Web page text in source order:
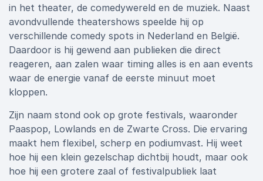
in het theater, de comedywereld en de muziek. Naast
avondvullende theatershows speelde hij op
verschillende comedy spots in Nederland en België.
Daardoor is hij gewend aan publieken die direct
reageren, aan zalen waar timing alles is en aan events
waar de energie vanaf de eerste minuut moet
kloppen.
Zijn naam stond ook op grote festivals, waaronder
Paaspop, Lowlands en de Zwarte Cross. Die ervaring
maakt hem flexibel, scherp en podiumvast. Hij weet
hoe hij een klein gezelschap dichtbij houdt, maar ook
hoe hij een grotere zaal of festivalpubliek laat